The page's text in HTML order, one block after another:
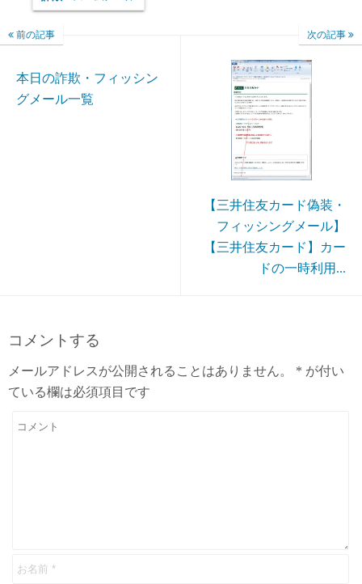
前の記事
本日の詐欺・フィッシン
グメール一覧
次の記事
【三井住友カード偽装・
フィッシングメール】
【三井住友カード】カー
ドの一時利用...
コメントする
メールアドレスが公開されることはありません。 * が付い
ている欄は必須項目です